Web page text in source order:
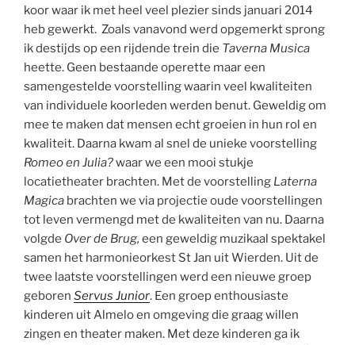
koor waar ik met heel veel plezier sinds januari 2014
heb gewerkt. Zoals vanavond werd opgemerkt sprong
ik destijds op een rijdende trein die Taverna Musica
heette. Geen bestaande operette maar een
samengestelde voorstelling waarin veel kwaliteiten
van individuele koorleden werden benut. Geweldig om
mee te maken dat mensen echt groeien in hun rol en
kwaliteit. Daarna kwam al snel de unieke voorstelling
Romeo en Julia?waar we een mooi stukje
locatietheater brachten. Met de voorstelling Laterna
Magica brachten we via projectie oude voorstellingen
tot leven vermengd met de kwaliteiten van nu. Daarna
volgde Over de Brug, een geweldig muzikaal spektakel
samen het harmonieorkest St Jan uit Wierden. Uit de
twee laatste voorstellingen werd een nieuwe groep
geboren Servus Junior. Een groep enthousiaste
kinderen uit Almelo en omgeving die graag willen
zingen en theater maken. Met deze kinderen ga ik